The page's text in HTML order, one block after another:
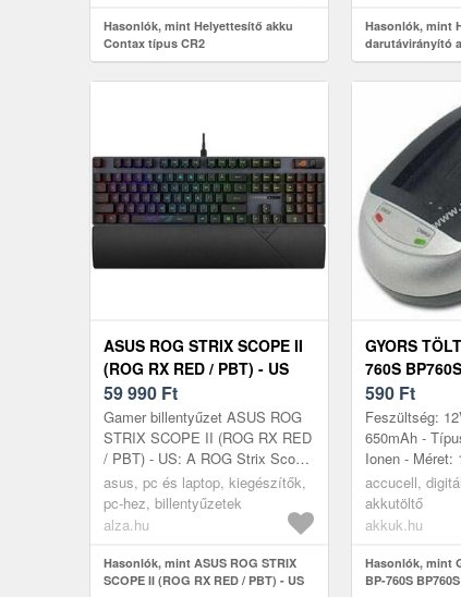
Hasonlók, mint Helyettesítő akku
Contax típus CR2
Hasonlók, mint
darutávirányító
Rx 100J, T-Rx
ASUS ROG STRIX SCOPE II
(ROG RX RED / PBT) - US
59 990 Ft
Gamer billentyűzet ASUS ROG
STRIX SCOPE II (ROG RX RED
/ PBT) - US: A ROG Strix Scope
II sokoldalú harci alap, előre kent
ROG NX mechanikus kapcsol...
asus, pc és laptop, kiegészítők,
pc-hez, billentyűzetek
alza.hu
Hasonlók, mint ASUS ROG STRIX
SCOPE II (ROG RX RED / PBT) - US
GYORS
760S
I4RB I4RBK
590 Ft
Feszültség:
650mAh -
Ionen - Méret:
69.00mm x
kompatibilis
Cont...
accucell,
akkutöltő
akkuk.hu
Hasonlók, mint
BP-760S